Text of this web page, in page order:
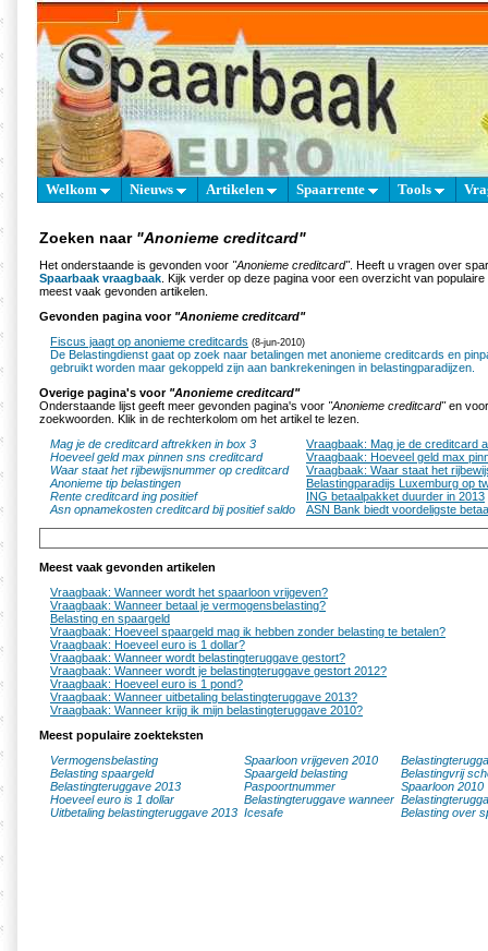
Welkom Nieuws Artikelen Spaarrente Tools
Zoeken naar "Anonieme creditcard"
Het onderstaande is gevonden voor "Anonieme creditcard". Heeft u vragen over
Spaarbaak vraagbaak . Kijk verder op deze pagina voor een overzicht van
meest vaak gevonden artikelen.
Gevonden pagina voor "Anonieme creditcard"
Fiscus jaagt op anonieme creditcards (8-jun-2010)
De Belastingdienst gaat op zoek naar betalingen met anonieme creditcards en
gebruikt worden maar gekoppeld zijn aan bankrekeningen in belastingparadijzen.
Overige pagina's voor "Anonieme creditcard"
Onderstaande lijst geeft meer gevonden pagina's voor "Anonieme creditcard"en
zoekwoorden. Klik in de rechterkolom om het artikel te lezen.
Mag je de creditcard aftrekken in box 3
Vraagbaak: Mag je de creditcard
Hoeveel geld max pinnen sns creditcard
Vraagbaak: Hoeveel geld max
Waar staat het rijbewijsnummer op creditcard
Vraagbaak: Waar staat het
Anonieme tip belastingen
Belastingparadijs Luxemburg op
Rente creditcard ing positief
ING betaalpakket duurder in 2013
Asn opnamekosten creditcard bij positief saldo
ASN Bank biedt voordeligste
Meest vaak gevonden artikelen
Vraagbaak: Wanneer wordt het spaarloon vrijgeven?
Vraagbaak: Wanneer betaal je vermogensbelasting?
Belasting en spaargeld
Vraagbaak: Hoeveel spaargeld mag ik hebben zonder belasting te betalen?
Vraagbaak: Hoeveel euro is 1 dollar?
Vraagbaak: Wanneer wordt belastingteruggave gestort?
Vraagbaak: Wanneer wordt je belastingteruggave gestort 2012?
Vraagbaak: Hoeveel euro is 1 pond?
Vraagbaak: Wanneer uitbetaling belastingteruggave 2013?
Vraagbaak: Wanneer krijg ik mijn belastingteruggave 2010?
Meest populaire zoekteksten
Vermogensbelasting
Spaarloon vrijgeven 2010
Belasting spaargeld
Spaargeld belasting
Belastingvrij
Belastingteruggave 2013
Paspoortnummer
Spaarloon 2010
Hoeveel euro is 1 dollar
Belastingteruggave wanneer
Uitbetaling belastingteruggave 2013 Icesafe Belasting over